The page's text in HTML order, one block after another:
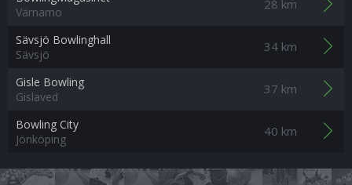
Värnamo
28 km
Sävsjö Bowlinghall
Sävsjö
34 km
Gisle Bowling
Gislaved
37 km
Bowling City
Jönköping
40 km